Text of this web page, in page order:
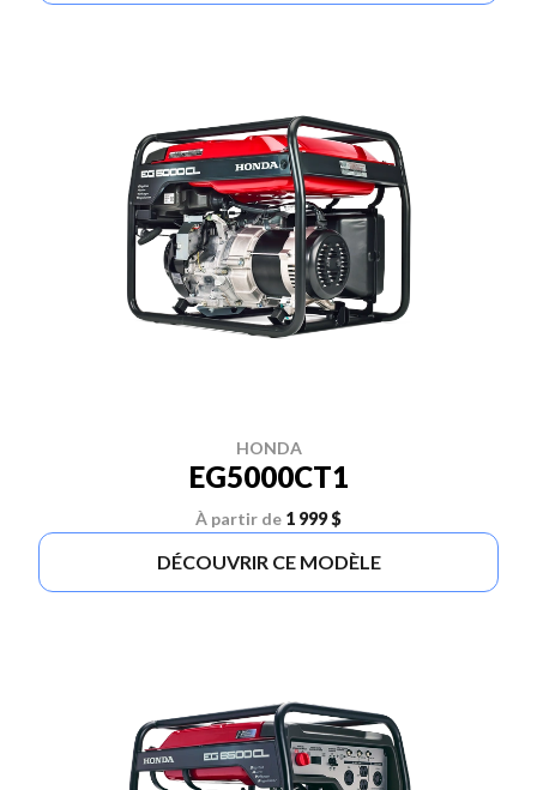
HONDA
EG5000CT1
À partir de 1 999 $
DÉCOUVRIR CE MODÈLE